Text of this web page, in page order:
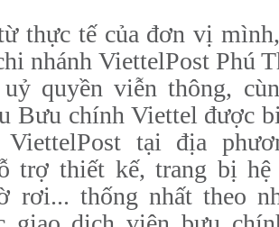
thực tế của đơn vị
nhánh ViettelPost Phú
quyền viễn thông,
Bưu chính Viettel được
ViettelPost tại địa
trợ thiết kế, trang bị hệ
rơi... thống nhất theo